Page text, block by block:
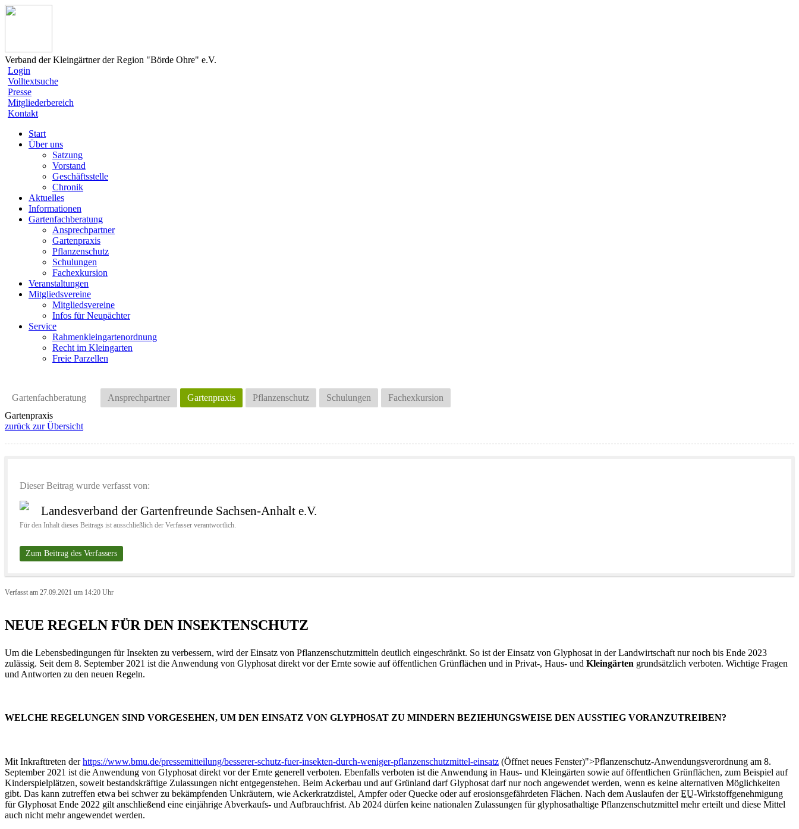
Verband der Kleingärtner der Region "Börde Ohre" e.V.
Login
Volltextsuche
Presse
Mitgliederbereich
Kontakt
Start
Über uns
Satzung
Vorstand
Geschäftsstelle
Chronik
Aktuelles
Informationen
Gartenfachberatung
Ansprechpartner
Gartenpraxis
Pflanzenschutz
Schulungen
Fachexkursion
Veranstaltungen
Mitgliedsvereine
Mitgliedsvereine
Infos für Neupächter
Service
Rahmenkleingartenordnung
Recht im Kleingarten
Freie Parzellen
Gartenfachberatung Ansprechpartner Gartenpraxis Pflanzenschutz Schulungen
Fachexkursion
Gartenpraxis
zurück zur Übersicht
Dieser Beitrag wurde verfasst von:
Landesverband der Gartenfreunde Sachsen-Anhalt e.V.
Für den Inhalt dieses Beitrags ist ausschließlich der Verfasser verantwortlich.
Zum Beitrag des Verfassers
Verfasst am 27.09.2021 um 14:20 Uhr
NEUE REGELN FÜR DEN INSEKTENSCHUTZ
Um die Lebensbedingungen für Insekten zu verbessern, wird der Einsatz von Pflanzenschutzmitteln deutlich eingeschränkt. So ist der Einsatz von Glyphosat in der Landwirtschaft nur noch bis Ende 2023
zulässig. Seit dem 8. September 2021 ist die Anwendung von Glyphosat direkt vor der Ernte sowie auf öffentlichen Grünflächen und in Privat-, Haus- und Kleingärten grundsätzlich verboten. Wichtige Fragen
und Antworten zu den neuen Regeln.
WELCHE REGELUNGEN SIND VORGESEHEN, UM DEN EINSATZ VON GLYPHOSAT ZU MINDERN BEZIEHUNGSWEISE DEN AUSSTIEG VORANZUTREIBEN?
Mit Inkrafttreten derhttps://www.bmu.de/pressemitteilung/besserer-schutz-fuer-insekten-durch-weniger-pflanzenschutzmittel-einsatz (Öffnet neues Fenster)">Pflanzenschutz-Anwendungsverordnung am 8.
September 2021 ist die Anwendung von Glyphosat direkt vor der Ernte generell verboten. Ebenfalls verboten ist die Anwendung in Haus- und Kleingärten sowie auf öffentlichen Grünflächen, zum Beispiel auf
Kinderspielplätzen, soweit bestandskräftige Zulassungen nicht entgegenstehen. Beim Ackerbau und auf Grünland darf Glyphosat darf nur noch angewendet werden, wenn es keine alternativen Möglichkeiten
gibt. Das kann zutreffen etwa bei schwer zu bekämpfenden Unkräutern, wie Ackerkratzdistel, Ampfer oder Quecke oder auf erosionsgefährdeten Flächen. Nach dem Auslaufen derEU-Wirkstoffgenehmigung
für Glyphosat Ende 2022 gilt anschließend eine einjährige Abverkaufs- und Aufbrauchfrist. Ab 2024 dürfen keine nationalen Zulassungen für glyphosathaltige Pflanzenschutzmittel mehr erteilt und diese Mittel
auch nicht mehr angewendet werden.